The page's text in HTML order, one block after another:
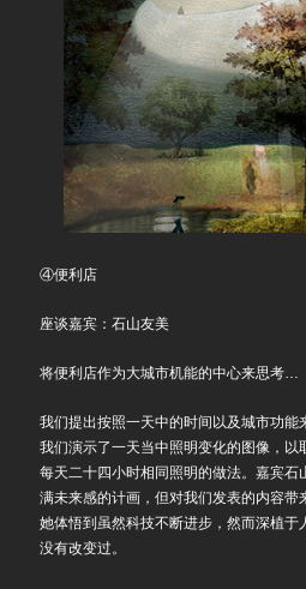
④便利店
座谈嘉宾：石山友美
将便利店作为大城市机能的中心来思考…
我们提出按照一天中的时间以及城市功能
我们演示了一天当中照明变化的图像，以
每天二十四小时相同照明的做法。嘉宾石
满未来感的计画，但对我们发表的内容带
她体悟到虽然科技不断进步，然而深植于
没有改变过。